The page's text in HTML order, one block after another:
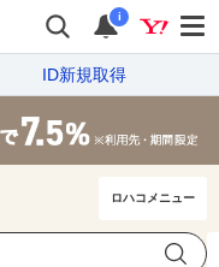
i
ID新規取得
ロハコメニュー